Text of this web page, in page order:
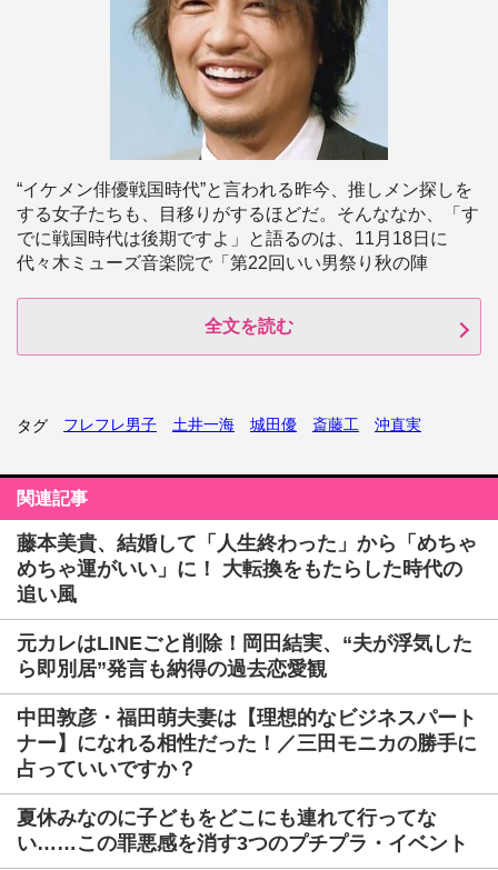
“イケメン俳優戦国時代”と言われる昨今、推しメン探しを
する女子たちも、目移りがするほどだ。そんななか、「す
でに戦国時代は後期ですよ」と語るのは、11月18日に
代々木ミューズ音楽院で「第22回いい男祭り秋の陣
全文を読む
タグ フレフレ男子 土井一海 城田優 斎藤工 沖直実
関連記事
藤本美貴、結婚して「人生終わった」から「めちゃ
めちゃ運がいい」に！ 大転換をもたらした時代の
追い風
元カレはLINEごと削除！岡田結実、“夫が浮気した
ら即別居”発言も納得の過去恋愛観
中田敦彦・福田萌夫妻は【理想的なビジネスパート
ナー】になれる相性だった！／三田モニカの勝手に
占っていいですか？
夏休みなのに子どもをどこにも連れて行ってな
い……この罪悪感を消す3つのプチプラ・イベント